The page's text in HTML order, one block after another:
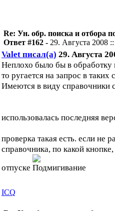
Re: Ун. обр. поиска и отбора
Ответ #162 - 29. Августа 2008
Valet писал(а) 29. Августа
Неплохо было бы в обработку
то ругается на запрос в таких
Имеются в виду справочники
использовалась последняя
проверка такая есть. если не
справочника, по какой
отпуске
ICQ